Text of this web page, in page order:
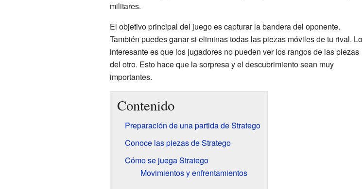
militares.
El objetivo principal del juego es capturar la bandera del oponente.
También puedes ganar si eliminas todas las piezas móviles de tu rival. Lo
interesante es que los jugadores no pueden ver los rangos de las piezas
del otro. Esto hace que la sorpresa y el descubrimiento sean muy
importantes.
Contenido
Preparación de una partida de Stratego
Conoce las piezas de Stratego
Cómo se juega Stratego
Movimientos y enfrentamientos